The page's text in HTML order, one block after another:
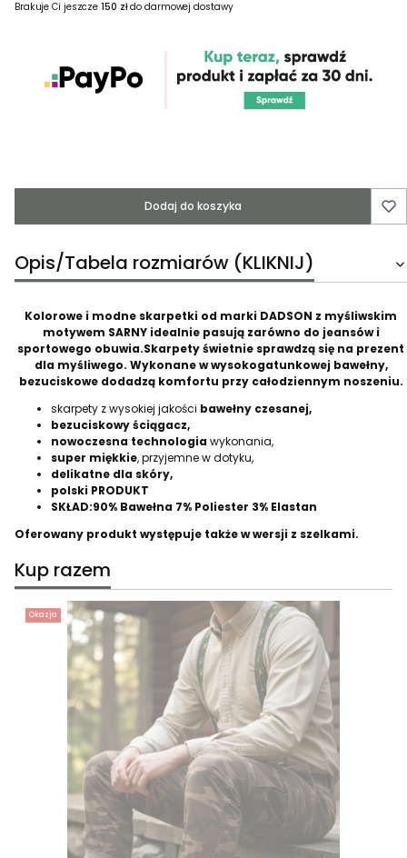
Brakuje Ci jeszcze150 złdo darmowej dostawy
Dodaj do koszyka
Opis/Tabela rozmiarów (KLIKNIJ)
Kolorowe i modne skarpetki od marki DADSON z myśliwskim
motywem SARNY idealnie pasują zarówno do jeansów i
sportowego obuwia.Skarpety świetnie sprawdzą się na prezent
dla myśliwego. Wykonane w wysokogatunkowej bawełny,
bezuciskowe dodadzą komfortu przy całodziennym noszeniu.
skarpety z wysokiej jakości bawełny czesanej,
bezuciskowy ściągacz,
nowoczesna technologia wykonania,
super miękkie, przyjemne w dotyku,
delikatne dla skóry,
polski PRODUKT
SKŁAD:90% Bawełna 7% Poliester 3% Elastan
Oferowany produkt występuje także w wersji z szelkami.
Kup razem
Okazja